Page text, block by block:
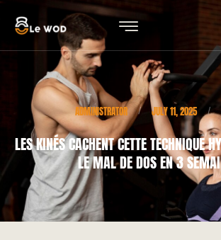
ADMINISTRATOR / JULY 11, 2025 /
LES KINÉS CACHENT CETTE TECHNIQUE
LE MAL DE DOS EN 3